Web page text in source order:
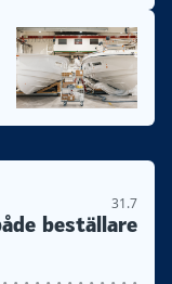
31.7
beställare